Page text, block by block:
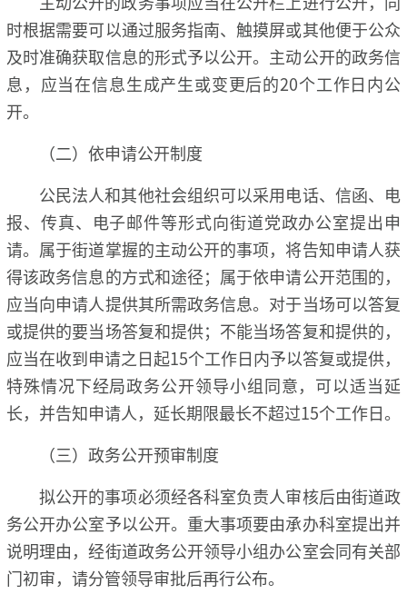
时根据需要可以通过服务指南、触摸屏或其他便于公众
及时准确获取信息的形式予以公开。主动公开的政务信
息，应当在信息生成产生或变更后的20个工作日内公
开。
（二）依申请公开制度
公民法人和其他社会组织可以采用电话、信函、电
报、传真、电子邮件等形式向街道党政办公室提出申
请。属于街道掌握的主动公开的事项，将告知申请人获
得该政务信息的方式和途径；属于依申请公开范围的，
应当向申请人提供其所需政务信息。对于当场可以答复
或提供的要当场答复和提供；不能当场答复和提供的，
应当在收到申请之日起15个工作日内予以答复或提供，
特殊情况下经局政务公开领导小组同意，可以适当延
长，并告知申请人，延长期限最长不超过15个工作日。
（三）政务公开预审制度
拟公开的事项必须经各科室负责人审核后由街道政
务公开办公室予以公开。重大事项要由承办科室提出并
说明理由，经街道政务公开领导小组办公室会同有关部
门初审，请分管领导审批后再行公布。